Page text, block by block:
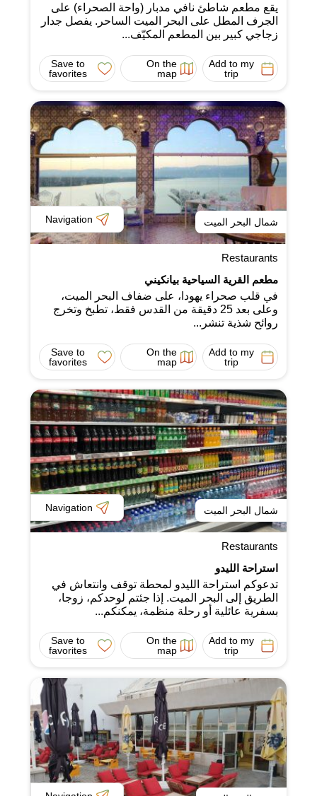
يقع مطعم شاطئ نافي مدبار (واحة الصحراء) على
الجرف المطل على البحر الميت الساحر. يفصل جدار
زجاجي كبير بين المطعم المكيّف...
Add to my
trip
On the
map
Save to
favorites
شمال البحر الميت Navigation
Restaurants
مطعم القرية السياحية بيانكيني
في قلب صحراء يهودا، على ضفاف البحر الميت،
وعلى بعد 25 دقيقة من القدس فقط، تطبخ وتخرج
روائح شذية تنشر...
Add to my
trip
On the
map
Save to
favorites
شمال البحر الميت Navigation
Restaurants
استراحة الليدو
تدعوكم استراحة الليدو لمحطة توقف وانتعاش في
الطريق إلى البحر الميت. إذا جئتم لوحدكم، زوجا،
بسفرية عائلية أو رحلة منظمة، يمكنكم...
Add to my
trip
On the
map
Save to
favorites